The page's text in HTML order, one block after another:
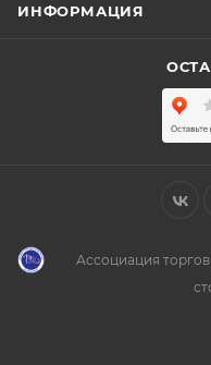
ИНФОРМАЦИЯ
Ассоциация